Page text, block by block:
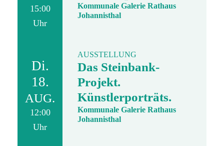
15:00
Uhr
Kommunale Galerie Rathaus
Johannisthal
Di.
18.
AUG.
12:00
Uhr
AUSSTELLUNG
Das Steinbank-
Projekt.
Künstlerporträts.
Kommunale Galerie Rathaus
Johannisthal